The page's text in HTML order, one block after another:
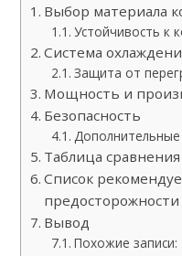
Выбор материала
Устойчивость к
Система
Защита от
Мощность и
Безопасность
Таблица
Список
предосторожности
Вывод
Похожие записи: